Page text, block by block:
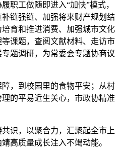
职工做随即进入“加快”模式，
链强链、加强将来财产规划结
育和推进消费、加强城市文化
课题，查阅文献材料、走访市
题调研，为常委会专题协商议
，到校园里的食物平安；从村
的平易近生关心，市政协精准
，以聚合力，汇聚起全市上
高质量成长注入不竭动能。